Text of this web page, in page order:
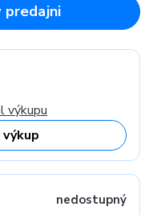
predajni
výkupu
výkup
nedostupný